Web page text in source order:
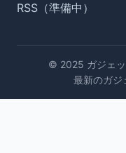
RSS（準備中）
© 2025 ガジェ
最新のガジ